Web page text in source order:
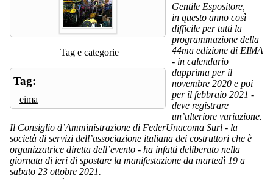
Tag e categorie
Tag:
eima
Gentile Espositore,
in questo anno così
difficile per tutti la
programmazione della
44ma edizione di EIMA
- in calendario
dapprima per il
novembre 2020 e poi
per il febbraio 2021 -
deve registrare
un’ulteriore variazione.
Il Consiglio d’Amministrazione di FederUnacoma Surl - la
società di servizi dell’associazione italiana dei costruttori che è
organizzatrice diretta dell’evento - ha infatti deliberato nella
giornata di ieri di spostare la manifestazione da martedì 19 a
sabato 23 ottobre 2021.